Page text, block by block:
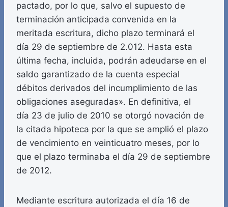
pactado, por lo que, salvo el supuesto de
terminación anticipada convenida en la
meritada escritura, dicho plazo terminará el
día 29 de septiembre de 2.012. Hasta esta
última fecha, incluida, podrán adeudarse en el
saldo garantizado de la cuenta especial
débitos derivados del incumplimiento de las
obligaciones aseguradas». En definitiva, el
día 23 de julio de 2010 se otorgó novación de
la citada hipoteca por la que se amplió el plazo
de vencimiento en veinticuatro meses, por lo
que el plazo terminaba el día 29 de septiembre
de 2012.
Mediante escritura autorizada el día 16 de